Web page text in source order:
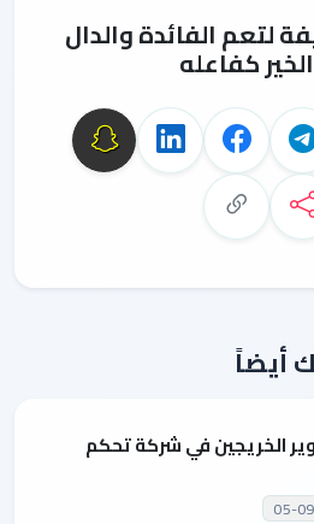
لتعم الفائدة والدال
كفاعله
أيضاً
الخريجين في شركة تحكم